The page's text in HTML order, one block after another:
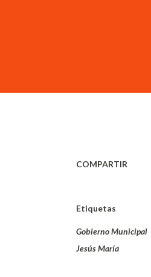
COMPARTIR
Etiquetas
Gobierno Municipal
Jesús María